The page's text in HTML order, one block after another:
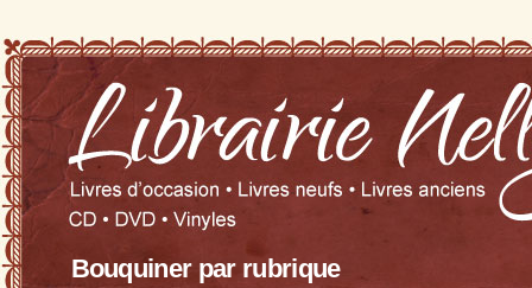
Bouquiner par rubrique